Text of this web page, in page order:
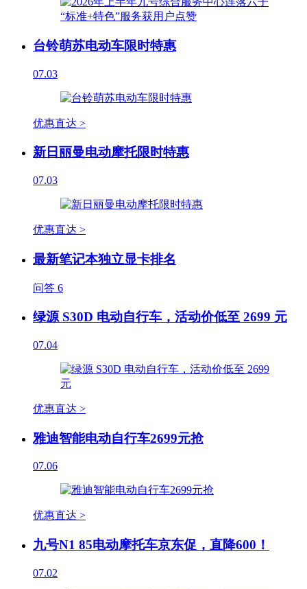
台铃萌苏电动车限时特惠
07.03
优惠直达 >
新日丽曼电动摩托限时特惠
07.03
优惠直达 >
最新笔记本独立显卡排名
问答 6
绿源 S30D 电动自行车，活动价低至 2699 元
07.04
优惠直达 >
雅迪智能电动自行车2699元抢
07.06
优惠直达 >
九号N1 85电动摩托车京东促，直降600！
07.02